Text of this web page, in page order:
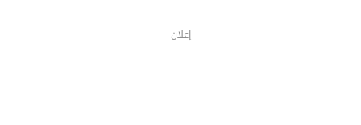
إعلان